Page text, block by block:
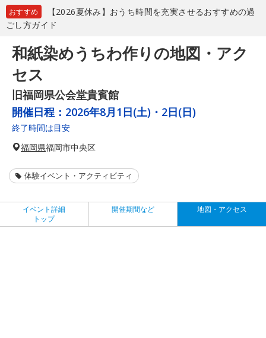
おすすめ
【2026夏休み】おうち時間を充実させるおすすめの過
ごし方ガイド
和紙染めうちわ作りの地図・アク
セス
旧福岡県公会堂貴賓館
開催日程： 2026年8月1日(土)・2日(日)
終了時間は目安
福岡県福岡市中央区
体験イベント・アクティビティ
イベント詳細
トップ
開催期間など 地図・アクセス